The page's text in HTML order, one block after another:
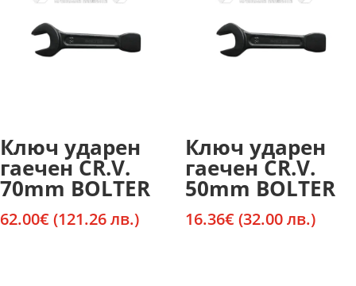
Ключ ударен
гаечен CR.V.
70mm BOLTER
62.00€ (121.26 лв.)
Ключ ударен
гаечен CR.V.
50mm BOLTER
16.36€ (32.00 лв.)